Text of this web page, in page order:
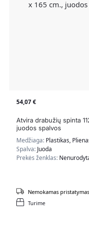
54,07€
Atvira drabužių spinta
juodos spalvos
Medžiaga: Plastikas,
Spalva: Juoda
Prekės ženklas:
Turime
Nemokamas